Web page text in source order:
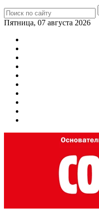
Пятница, 07 августа 2026